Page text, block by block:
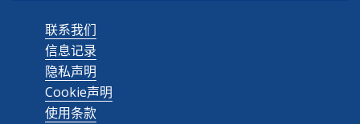
联系我们
信息记录
隐私声明
Cookie声明
使用条款